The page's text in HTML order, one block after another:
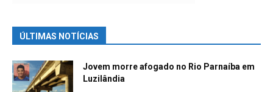
ÚLTIMAS NOTÍCIAS
Jovem morre afogado no Rio Parnaíba em
Luzilândia